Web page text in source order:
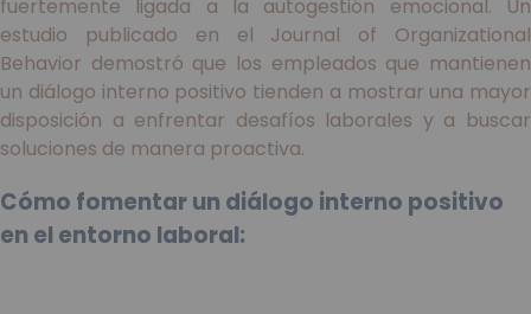
fuertemente ligada a la autogestión emocional. Un
estudio publicado en el Journal of Organizational
Behavior demostró que los empleados que mantienen
un diálogo interno positivo tienden a mostrar una mayor
disposición a enfrentar desafíos laborales y a buscar
soluciones de manera proactiva.
Cómo fomentar un diálogo interno positivo
en el entorno laboral: